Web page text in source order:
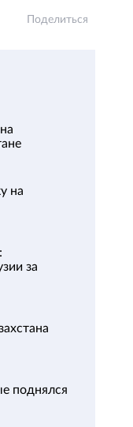
Поделиться
на
за
поднялся